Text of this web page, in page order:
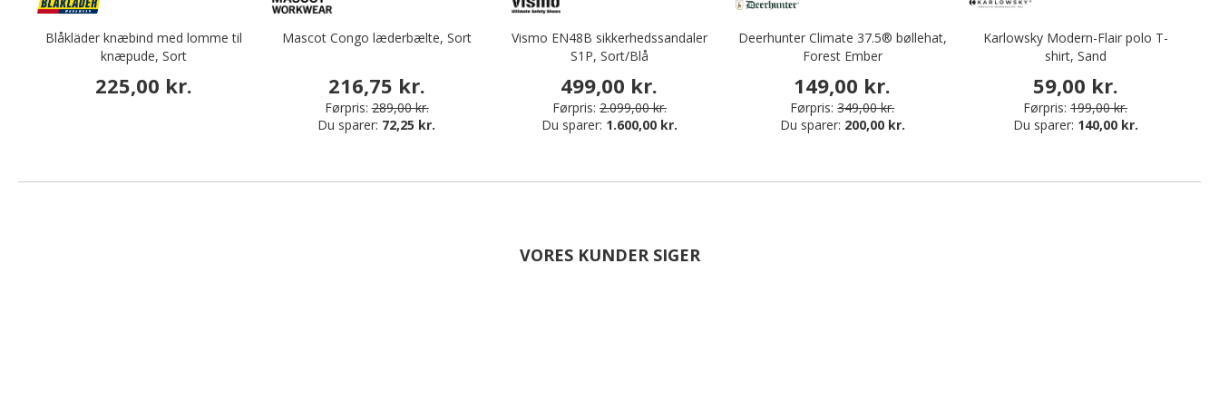
Blåkläder knæbind med lomme til
knæpude, Sort
225,00 kr.
Mascot Congo læderbælte, Sort
216,75 kr.
Førpris: 289,00 kr.
Du sparer: 72,25 kr.
Vismo EN48B sikkerhedssandaler
S1P, Sort/Blå
499,00 kr.
Førpris: 2.099,00 kr.
Du sparer: 1.600,00 kr.
Deerhunter Climate 37.5® bøllehat,
Forest Ember
149,00 kr.
Førpris: 349,00 kr.
Du sparer: 200,00 kr.
Karlowsky Modern-Flair polo T-
shirt, Sand
59,00 kr.
Førpris: 199,00 kr.
Du sparer: 140,00 kr.
VORES KUNDER SIGER